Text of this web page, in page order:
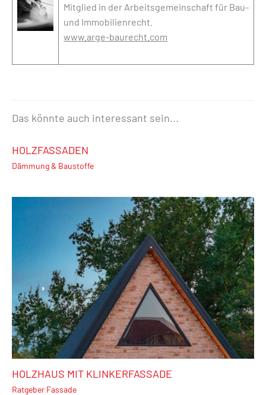
Mitglied in der Arbeitsgemeinschaft für Bau-
und Immobilienrecht.
www.arge-baurecht.com
Das könnte auch interessant sein...
HOLZFASSADEN
Dämmung & Baustoffe
HOLZHAUS MIT KLINKERFASSADE
Ratgeber Fassade